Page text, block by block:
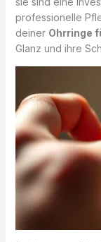
professionelle
deiner Ohrringe
Glanz und ihre